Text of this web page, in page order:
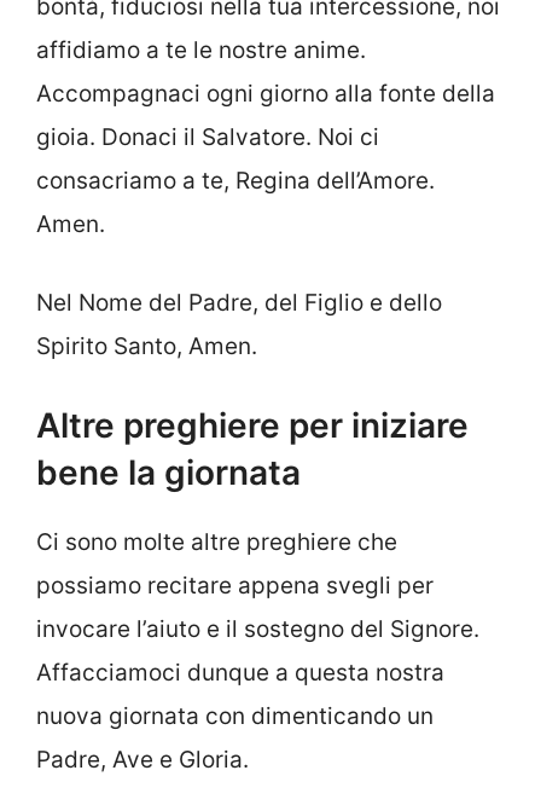
bontà, fiduciosi nella tua intercessione, noi
affidiamo a te le nostre anime.
Accompagnaci ogni giorno alla fonte della
gioia. Donaci il Salvatore. Noi ci
consacriamo a te, Regina dell’Amore.
Amen.
Nel Nome del Padre, del Figlio e dello
Spirito Santo, Amen.
Altre preghiere per iniziare
bene la giornata
Ci sono molte altre preghiere che
possiamo recitare appena svegli per
invocare l’aiuto e il sostegno del Signore.
Affacciamoci dunque a questa nostra
nuova giornata con dimenticando un
Padre, Ave e Gloria.